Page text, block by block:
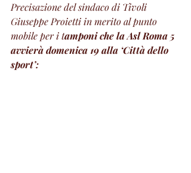
Precisazione del sindaco di Tivoli
Giuseppe Proietti in merito al punto
mobile per i tamponi che la Asl Roma 5
avvierà domenica 19 alla ‘Città dello
sport’: